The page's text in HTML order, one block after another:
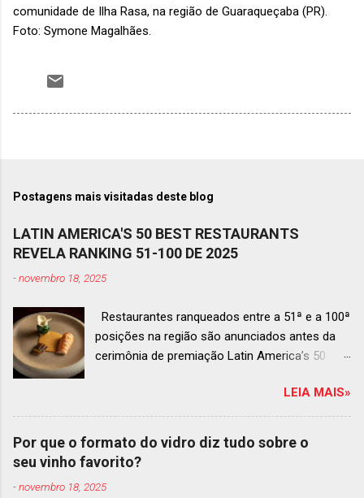
comunidade de Ilha Rasa, na região de Guaraqueçaba (PR).
Foto: Symone Magalhães.
Postagens mais visitadas deste blog
LATIN AMERICA'S 50 BEST RESTAURANTS
REVELA RANKING 51-100 DE 2025
-novembro 18, 2025
Restaurantes ranqueados entre a 51ª e a 100ª
posições na região são anunciados antes da
cerimônia de premiação Latin America’s 50
de dezembro em Antígua, Guatemala
Prato do Origem, o brasileiro mais
bem ranqueado na lista estendida O Latin
America’s 50 Best Restaurants anunciou hoje a
ranqueados nas posições No.51 a No.100,em
LEIA MAIS»
Por que o formato do vidro diz tudo sobre o
seu vinho favorito?
-novembro 18, 2025